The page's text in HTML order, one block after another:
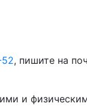
, пишите на
и